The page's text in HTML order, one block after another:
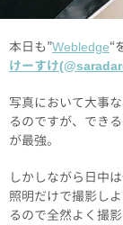
本日も”Webledge“
けーすけ
写真において大事
るのですが、でき
が最強。
しかしながら日中
照明だけで撮影し
るので全然よく撮影